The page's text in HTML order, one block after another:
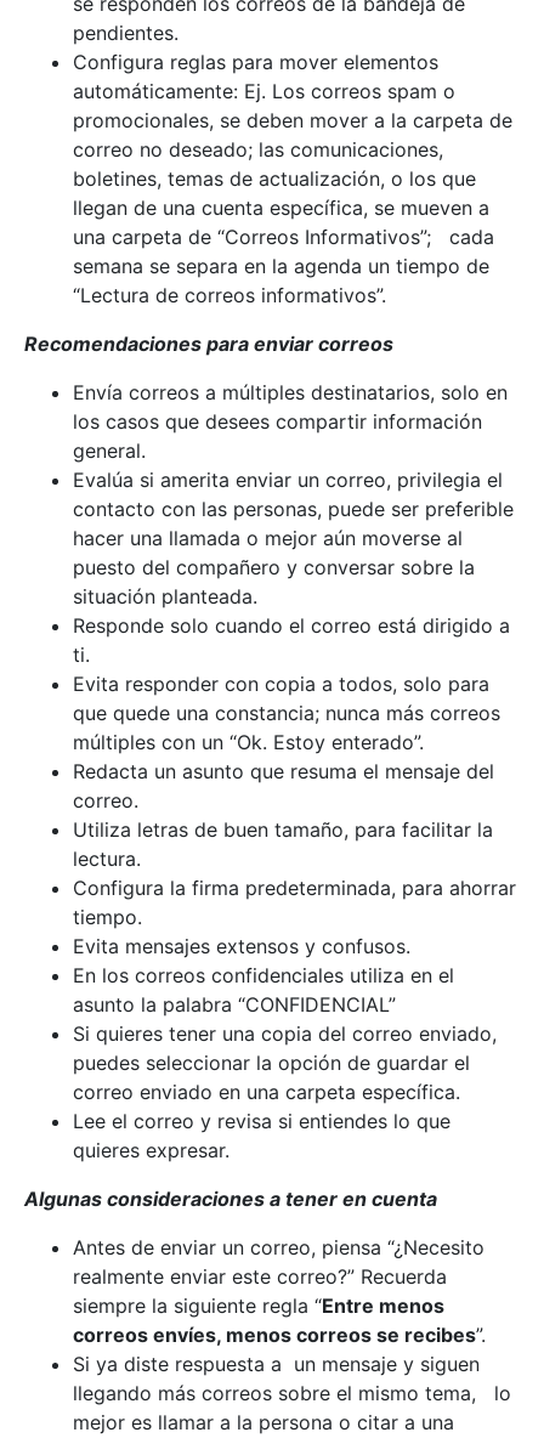
pendientes.
Configura reglas para mover elementos
automáticamente: Ej. Los correos spam o
promocionales, se deben mover a la carpeta de
correo no deseado; las comunicaciones,
boletines, temas de actualización, o los que
llegan de una cuenta específica, se mueven a
una carpeta de “Correos Informativos”; cada
semana se separa en la agenda un tiempo de
“Lectura de correos informativos”.
Recomendaciones para enviar correos
Envía correos a múltiples destinatarios, solo en
los casos que desees compartir información
general.
Evalúa si amerita enviar un correo, privilegia el
contacto con las personas, puede ser preferible
hacer una llamada o mejor aún moverse al
puesto del compañero y conversar sobre la
situación planteada.
Responde solo cuando el correo está dirigido a
ti.
Evita responder con copia a todos, solo para
que quede una constancia; nunca más correos
múltiples con un “Ok. Estoy enterado”.
Redacta un asunto que resuma el mensaje del
correo.
Utiliza letras de buen tamaño, para facilitar la
lectura.
Configura la firma predeterminada, para ahorrar
tiempo.
Evita mensajes extensos y confusos.
En los correos confidenciales utiliza en el
asunto la palabra “CONFIDENCIAL”
Si quieres tener una copia del correo enviado,
puedes seleccionar la opción de guardar el
correo enviado en una carpeta específica.
Lee el correo y revisa si entiendes lo que
quieres expresar.
Algunas consideraciones a tener en cuenta
Antes de enviar un correo, piensa “¿Necesito
realmente enviar este correo?” Recuerda
siempre la siguiente regla “Entre menos
correos envíes, menos correos se recibes”.
Si ya diste respuesta a un mensaje y siguen
llegando más correos sobre el mismo tema, lo
mejor es llamar a la persona o citar a una